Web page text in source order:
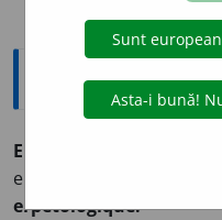
Explicative DEX
ERPETOL
erpetologiei,
erpétologique.